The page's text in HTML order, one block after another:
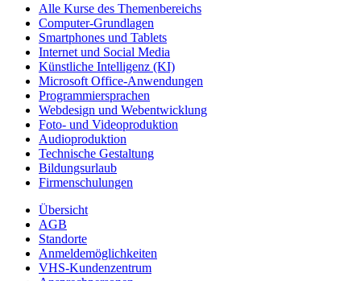
Alle Kurse des Themenbereichs
Computer-Grundlagen
Smartphones und Tablets
Internet und Social Media
Künstliche Intelligenz (KI)
Microsoft Office-Anwendungen
Programmiersprachen
Webdesign und Webentwicklung
Foto- und Videoproduktion
Audioproduktion
Technische Gestaltung
Bildungsurlaub
Firmenschulungen
Übersicht
AGB
Standorte
Anmeldemöglichkeiten
VHS-Kundenzentrum